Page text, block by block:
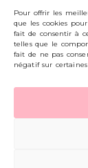
Pour offrir les
que les cookies
fait de consentir à
telles que le
fait de ne pas
négatif sur
Mon
Carte